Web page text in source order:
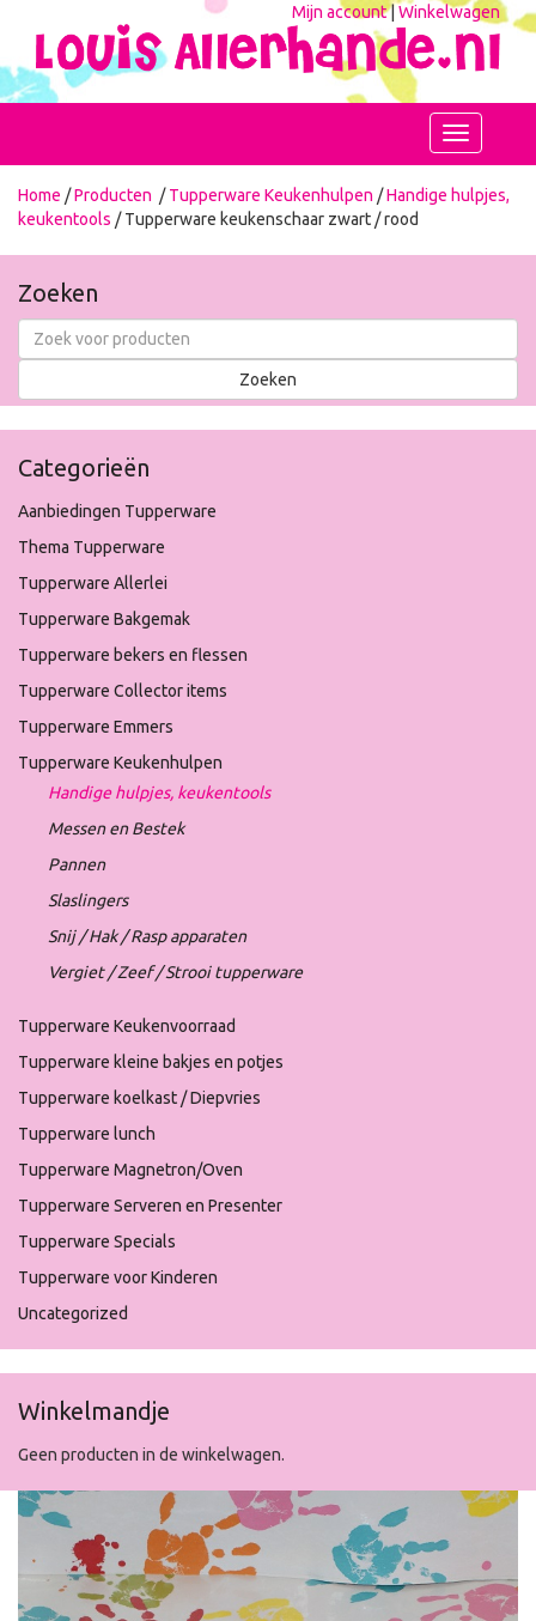
Mijn account|Winkelwagen
Toggle
navigation
Home /Producten /Tupperware Keukenhulpen /Handige hulpjes,
keukentools / Tupperware keukenschaar zwart / rood
Zoeken
Categorieën
Aanbiedingen Tupperware
Thema Tupperware
Tupperware Allerlei
Tupperware Bakgemak
Tupperware bekers en flessen
Tupperware Collector items
Tupperware Emmers
Tupperware Keukenhulpen
Handige hulpjes, keukentools
Messen en Bestek
Pannen
Slaslingers
Snij / Hak / Rasp apparaten
Vergiet / Zeef / Strooi tupperware
Tupperware Keukenvoorraad
Tupperware kleine bakjes en potjes
Tupperware koelkast / Diepvries
Tupperware lunch
Tupperware Magnetron/Oven
Tupperware Serveren en Presenter
Tupperware Specials
Tupperware voor Kinderen
Uncategorized
Winkelmandje
Geen producten in de winkelwagen.